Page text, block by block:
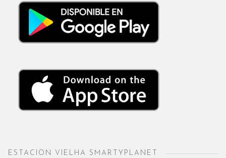
ESTACION VIELHA SMARTYPLANET